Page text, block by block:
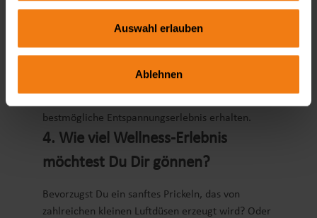
Auswahl erlauben
Ablehnen
variieren diese Düsen in ihrer Anzahl und sind an
festgelegten Positionen installiert. Daher lohnt es
bestmögliche Entspannungserlebnis erhalten.
4. Wie viel Wellness-Erlebnis
möchtest Du Dir gönnen?
Bevorzugst Du ein sanftes Prickeln, das von
zahlreichen kleinen Luftdüsen erzeugt wird? Oder